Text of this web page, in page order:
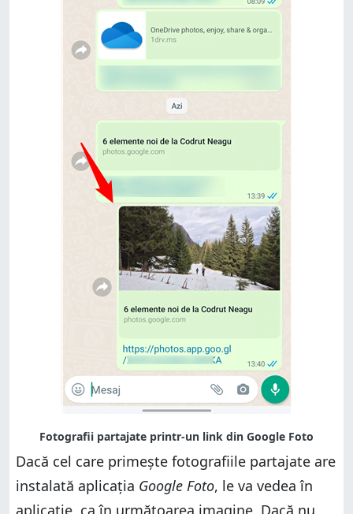
Dacă cel care primește fotografiile partajate are
instalată aplicația Google Foto, le va vedea în